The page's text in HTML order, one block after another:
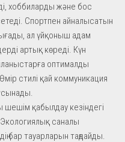
хоббиларды және бос
Спортпен айналысатын
ал үйқоныш адам
артық көреді. Күн
оптималды
стилі қай коммуникация
қабылдау кезіндегі
саналы
бар тауарларын таңдайды.